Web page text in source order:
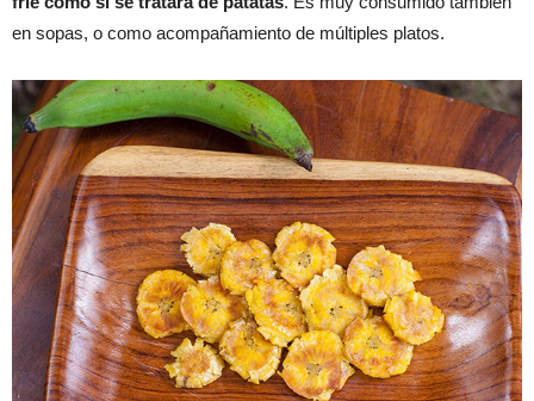
en sopas, o como acompañamiento de múltiples platos.